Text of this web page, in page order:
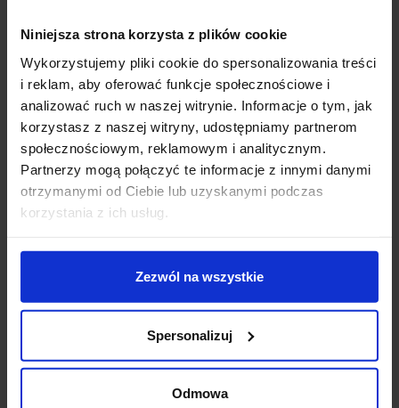
Niniejsza strona korzysta z plików cookie
Wykorzystujemy pliki cookie do spersonalizowania treści
i reklam, aby oferować funkcje społecznościowe i
analizować ruch w naszej witrynie. Informacje o tym, jak
korzystasz z naszej witryny, udostępniamy partnerom
społecznościowym, reklamowym i analitycznym.
Partnerzy mogą połączyć te informacje z innymi danymi
otrzymanymi od Ciebie lub uzyskanymi podczas
korzystania z ich usług.
Zezwól na wszystkie
Spersonalizuj
Odmowa
BPM CATLI HALKA
3017.01.RF oprawa 12V,
230V biała, czarna
70,11 zł 63,10 zł
BPM CATLI HALKA
3017.01.RF.SA-SA 12V,
67,65 zł 60,89 zł
Promocja Promocja